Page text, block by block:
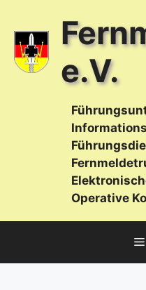
springen
e.V.
Operative